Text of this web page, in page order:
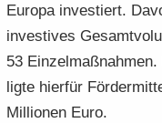
Eu­ro­pa in­ves­tiert.
in­ves­ti­ves
53
lig­te hier­für
Mil­lio­nen Euro.